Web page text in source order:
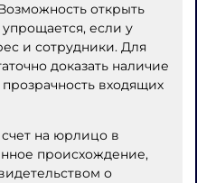
открыть
если у
и сотрудники. Для
доказать наличие
входящих
на юрлицо в
происхождение,
о